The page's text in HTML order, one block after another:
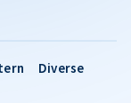
Diverse